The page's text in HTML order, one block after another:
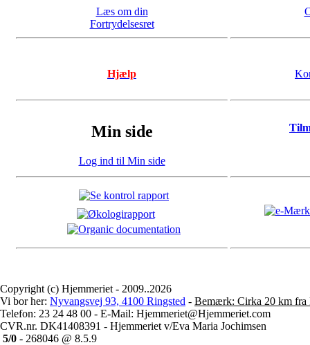
Læs om din
Fortrydelsesret
Hjælp
Min side
Log ind til Min side
Copyright (c) Hjemmeriet - 2009..2026
Vi bor her: Nyvangsvej 93, 4100 Ringsted - Bemærk: Cirka 20 km fra
Telefon: 23 24 48 00 - E-Mail: Hjemmeriet@Hjemmeriet.com
CVR.nr. DK41408391 - Hjemmeriet v/Eva Maria Jochimsen
5/0 - 268046 @ 8.5.9